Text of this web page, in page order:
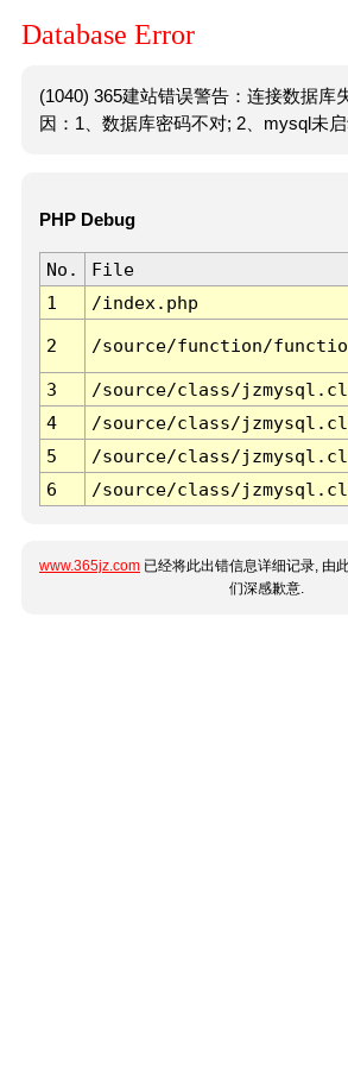
Database Error
(1040) 365建站错误警告：连接数据库
因：1、数据库密码不对; 2、mysql未启
PHP Debug
No. File
1
/index.php
2 /source/function/
3 /source/class/
4
/source/class/
5
/source/class/
6
/source/class/
www.365jz.com 已经将此出错信息详细记录, 由
们深感歉意.